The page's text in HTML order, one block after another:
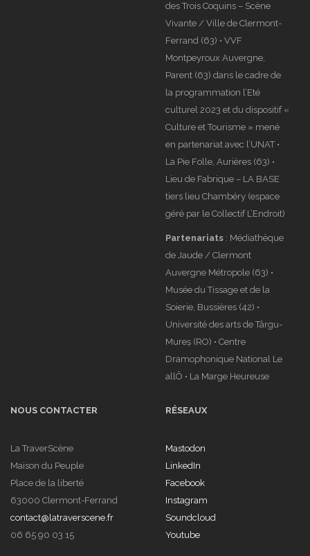
des Trois Coquins – Scène
Vivante / Ville de Clermont-
Ferrand (63) • VVF
Montpeyroux Auvergne,
Parent (63) dans le cadre de
la programmation l’Eté
culturel 2023 et du dispositif «
Culture et Tourisme » mené
en partenariat avec l’UNAT •
La Pie Folle, Aurières (63) •
Lieu de Fabrique – LA BASE
tiers lieu Chambéry (espace
géré par le Collectif L’Endroit)
Partenariats : Médiathèque
de Jaude / Clermont
Auvergne Métropole (63) •
Musée du Tissage et de la
Soierie, Bussières (42) •
Université des arts de Târgu-
Mureș (RO) • Centre
Dramophonique National Le
allÔ • La Marge Heureuse
NOUS CONTACTER
La TraverScène
Maison du Peuple
Place de la liberté
63000 Clermont-Ferrand
contact@latraverscene.fr
06 65 90 03 15
RÉSEAUX
Mastodon
LinkedIn
Facebook
Instagram
Soundcloud
Youtube